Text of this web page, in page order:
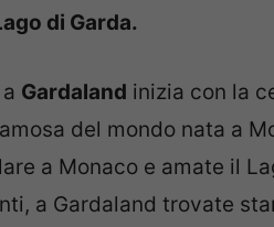
di Garda.
Gardaland inizia con la
del mondo nata a
a Monaco e amate il
a Gardaland trovate